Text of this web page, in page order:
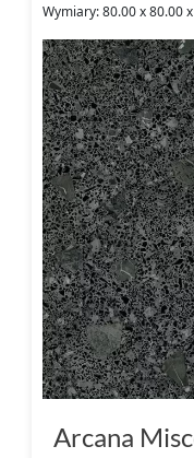
Wymiary: 80.00 x 80.00
Arcana